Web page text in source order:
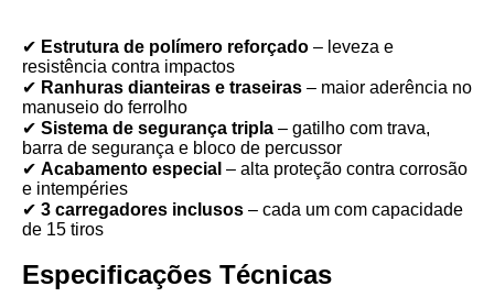
✔ Estrutura de polímero reforçado – leveza e
resistência contra impactos
✔ Ranhuras dianteiras e traseiras – maior aderência no
manuseio do ferrolho
✔ Sistema de segurança tripla – gatilho com trava,
barra de segurança e bloco de percussor
✔ Acabamento especial – alta proteção contra corrosão
e intempéries
✔ 3 carregadores inclusos – cada um com capacidade
de 15 tiros
Especificações Técnicas